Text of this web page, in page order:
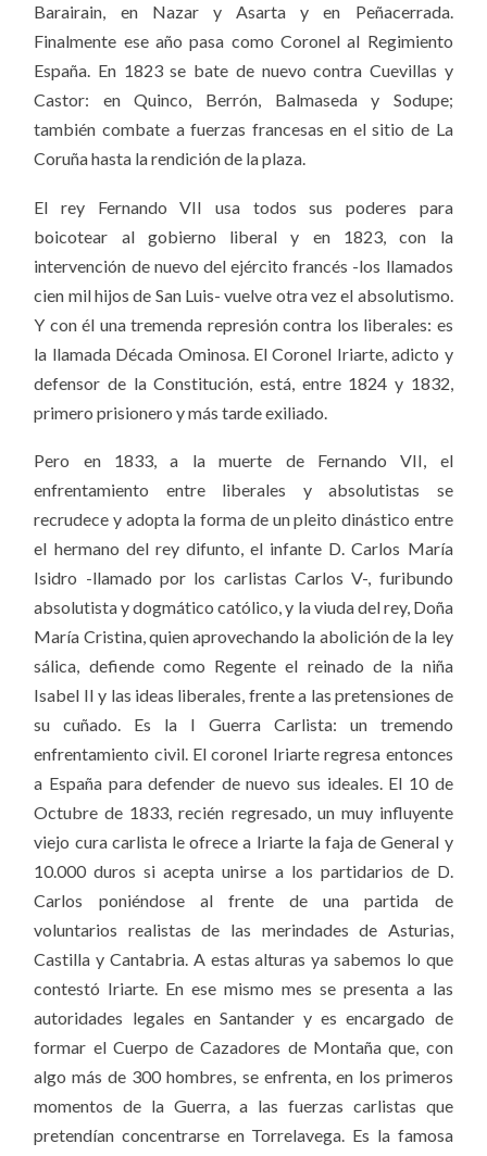
Barairain, en Nazar y Asarta y en Peñacerrada.
Finalmente ese año pasa como Coronel al Regimiento
España. En 1823 se bate de nuevo contra Cuevillas y
Castor: en Quinco, Berrón, Balmaseda y Sodupe;
también combate a fuerzas francesas en el sitio de La
Coruña hasta la rendición de la plaza.
El rey Fernando VII usa todos sus poderes para
boicotear al gobierno liberal y en 1823, con la
intervención de nuevo del ejército francés -los llamados
cien mil hijos de San Luis- vuelve otra vez el absolutismo.
Y con él una tremenda represión contra los liberales: es
la llamada Década Ominosa. El Coronel Iriarte, adicto y
defensor de la Constitución, está, entre 1824 y 1832,
primero prisionero y más tarde exiliado.
Pero en 1833, a la muerte de Fernando VII, el
enfrentamiento entre liberales y absolutistas se
recrudece y adopta la forma de un pleito dinástico entre
el hermano del rey difunto, el infante D. Carlos María
Isidro -llamado por los carlistas Carlos V-, furibundo
absolutista y dogmático católico, y la viuda del rey, Doña
María Cristina, quien aprovechando la abolición de la ley
sálica, defiende como Regente el reinado de la niña
Isabel II y las ideas liberales, frente a las pretensiones de
su cuñado. Es la I Guerra Carlista: un tremendo
enfrentamiento civil. El coronel Iriarte regresa entonces
a España para defender de nuevo sus ideales. El 10 de
Octubre de 1833, recién regresado, un muy influyente
viejo cura carlista le ofrece a Iriarte la faja de General y
10.000 duros si acepta unirse a los partidarios de D.
Carlos poniéndose al frente de una partida de
voluntarios realistas de las merindades de Asturias,
Castilla y Cantabria. A estas alturas ya sabemos lo que
contestó Iriarte. En ese mismo mes se presenta a las
autoridades legales en Santander y es encargado de
formar el Cuerpo de Cazadores de Montaña que, con
algo más de 300 hombres, se enfrenta, en los primeros
momentos de la Guerra, a las fuerzas carlistas que
pretendían concentrarse en Torrelavega. Es la famosa